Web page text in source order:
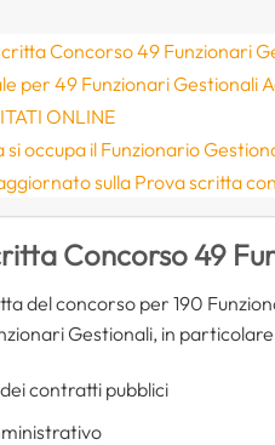
Concorso 49 Funzionari
per 49 Funzionari Gestionali
ONLINE
si occupa il Funzionario
sulla Prova scritta
Concorso 49
del concorso per 190
Gestionali, in
contratti pubblici